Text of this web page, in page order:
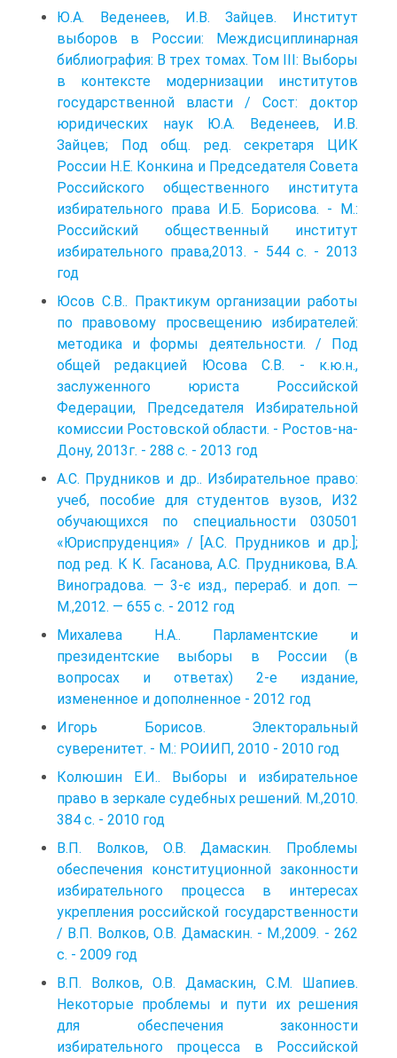
Ю.А. Веденеев, И.В. Зайцев. Институт
выборов в России: Междисциплинарная
библиография: В трех томах. Том III: Выборы
в контексте модернизации институтов
государственной власти / Сост: доктор
юридических наук Ю.А. Веденеев, И.В.
Зайцев; Под общ. ред. секретаря ЦИК
России Н.Е. Конкина и Председателя Совета
Российского общественного института
избирательного права И.Б. Борисова. - М.:
Российский общественный институт
избирательного права,2013. - 544 с. - 2013
год
Юсов С.В.. Практикум организации работы
по правовому просвещению избирателей:
методика и формы деятельности. / Под
общей редакцией Юсова С.В. - к.ю.н.,
заслуженного юриста Российской
Федерации, Председателя Избирательной
комиссии Ростовской области. - Ростов-на-
Дону, 2013г. - 288 с. - 2013 год
А.С. Прудников и др.. Избирательное право:
учеб, пособие для студентов вузов, И32
обучающихся по специальности 030501
«Юриспруденция» / [А.С. Прудников и др.];
под ред. К К. Гасанова, А.С. Прудникова, В.А.
Виноградова. — 3-є изд., перераб. и доп. —
М.,2012. — 655 с. - 2012 год
Михалева Н.А.. Парламентские и
президентские выборы в России (в
вопросах и ответах) 2-е издание,
измененное и дополненное - 2012 год
Игорь Борисов. Электоральный
суверенитет. - М.: РОИИП, 2010 - 2010 год
Колюшин Е.И.. Выборы и избирательное
право в зеркале судебных решений. М.,2010.
384 с. - 2010 год
В.П. Волков, О.В. Дамаскин. Проблемы
обеспечения конституционной законности
избирательного процесса в интересах
укрепления российской государственности
/ В.П. Волков, О.В. Дамаскин. - М.,2009. - 262
с. - 2009 год
В.П. Волков, О.В. Дамаскин, С.М. Шапиев.
Некоторые проблемы и пути их решения
для обеспечения законности
избирательного процесса в Российской